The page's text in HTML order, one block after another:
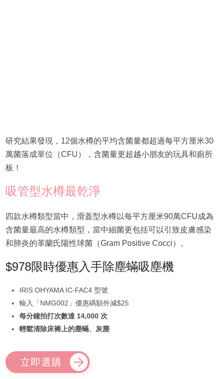
研究結果發現，12個水樽的平均含菌量都超過每平方厘米30
萬菌落成單位（CFU），含菌量更超越小朋友的玩具和廁所
板！
吸管型水樽最乾淨
四款水樽類型當中，滑蓋型水樽以每平方厘米90萬CFU成為
含菌量最高的水樽類型，當中細菌更包括可以引致皮膚感染
和肺炎的革蘭氏陽性球菌（Gram Positive Cocci）。
$978限時優惠入手除塵蟎吸塵機
IRIS OHYAMA IC-FAC4 型號
輸入「NMG002」優惠碼額外減$25
每分鐘拍打次數達 14,000 次
輕鬆清除床褥上的塵蟎、灰塵
立即選購